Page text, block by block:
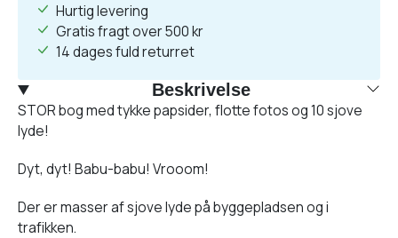
Hurtig levering
Gratis fragt over 500 kr
14 dages fuld returret
Beskrivelse
STOR bog med tykke papsider, flotte fotos og 10 sjove
lyde!
Dyt, dyt! Babu-babu! Vrooom!
Der er masser af sjove lyde på byggepladsen og i
trafikken.